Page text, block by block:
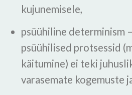
kujunemisele,
psüühiline determinism
psüühilised protsessid
käitumine) ei teki
varasemate kogemuste